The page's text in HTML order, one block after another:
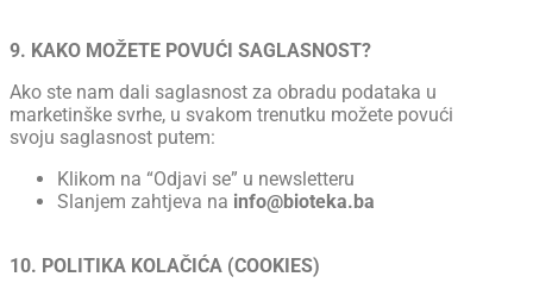
9. KAKO MOŽETE POVUĆI SAGLASNOST?
Ako ste nam dali saglasnost za obradu podataka u
marketinške svrhe, u svakom trenutku možete povući
svoju saglasnost putem:
Klikom na “Odjavi se” u newsletteru
Slanjem zahtjeva na info@bioteka.ba
10. POLITIKA KOLAČIĆA (COOKIES)